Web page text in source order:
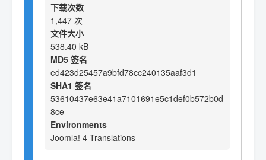
下载次数
1,447 次
文件大小
538.40 kB
MD5 签名
ed423d25457a9bfd78cc240135aaf3d1
SHA1 签名
53610437e63e41a7101691e5c1def0b572b0d
8ce
Environments
Joomla! 4 Translations